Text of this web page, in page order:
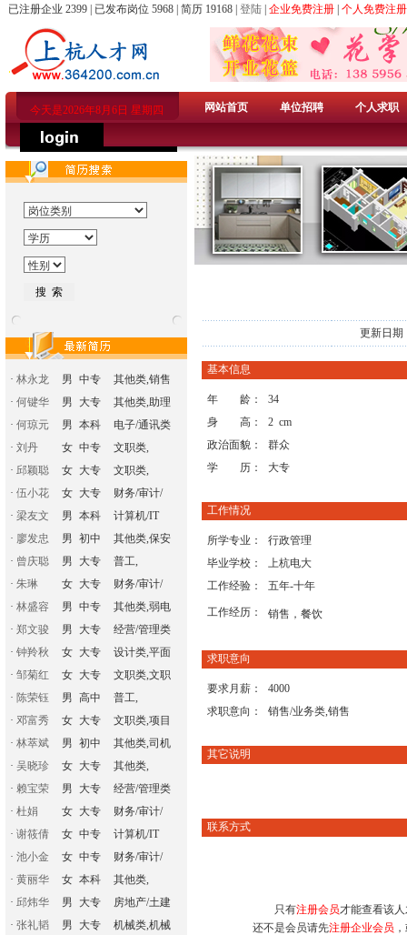
已注册企业 2399 | 已发布岗位 5968 | 简历 19168 | 登陆 企业免费注册 个人免费注册
今天是2026年8月6日 星期四 网站首页 单位招聘 个人求职
· 林永龙 男 中专
其他类,销售
· 何键华 男 大专
其他类,助理
· 何琼元 男 本科
电子/通讯类
· 刘丹 女 中专
文职类,
· 邱颖聪 女 大专
文职类,
· 伍小花 女 大专
财务/审计/
· 梁友文 男 本科
计算机/IT
· 廖发忠 男 初中
其他类,保安
· 曾庆聪 男 大专
普工,
· 朱琳 女 大专
财务/审计/
· 林盛容 男 中专
其他类,弱电
· 郑文骏 男 大专
经营/管理类
· 钟羚秋 女 大专
设计类,平面
· 邹菊红 女 大专
文职类,文职
· 陈荣钰 男 高中
普工,
· 邓富秀 女 大专
文职类,项目
· 林萃斌 男 初中
其他类,司机
· 吴晓珍 女 大专
其他类,
· 赖宝荣 男 大专
经营/管理类
· 杜娟 女 大专
财务/审计/
· 谢筱倩 女 中专
计算机/IT
· 池小金 女 中专
财务/审计/
· 黄丽华 女 本科
其他类,
· 邱炜华 男 大专
房地产/土建
· 张礼韬 男 大专
机械类,机械
更新日
基本信息
年 龄：
34
身 高：
2 cm
政治面貌：
群众
学 历：
大专
工作情况
所学专业：
行政管理
毕业学校：
上杭电大
工作经验：
五年-十年
工作经历： 销售，餐饮
求职意向
要求月薪：
4000
求职意向：
销售/业务类,销售
其它说明
联系方式
只有注册会员才能查看该
还不是会员请先注册企业会员